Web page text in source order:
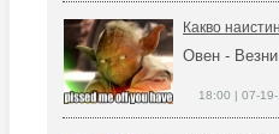
Какво
Овен - Везни
18:00 | 07-